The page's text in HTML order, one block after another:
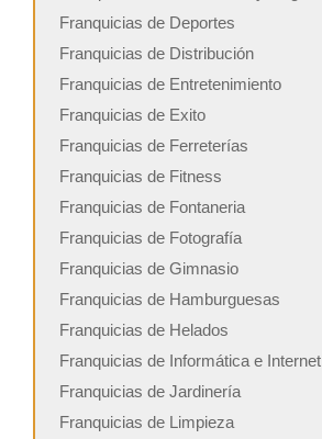
Franquicias de Deportes
Franquicias de Distribución
Franquicias de Entretenimiento
Franquicias de Exito
Franquicias de Ferreterías
Franquicias de Fitness
Franquicias de Fontaneria
Franquicias de Fotografía
Franquicias de Gimnasio
Franquicias de Hamburguesas
Franquicias de Helados
Franquicias de Informática e Internet
Franquicias de Jardinería
Franquicias de Limpieza